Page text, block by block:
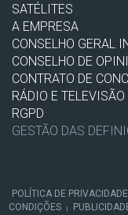
SATÉLITES
A EMPRESA
CONSELHO GERAL
CONSELHO DE
CONTRATO DE
RÁDIO E TELEVISÃO
RGPD
GESTÃO DAS
POLÍTICA DE PRIVACIDADE
CONDIÇÕES
|